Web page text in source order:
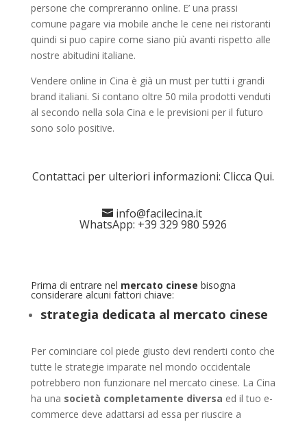
persone che compreranno online. E’ una prassi
comune pagare via mobile anche le cene nei ristoranti
quindi si puo capire come siano più avanti rispetto alle
nostre abitudini italiane.
Vendere online in Cina è già un must per tutti i grandi
brand italiani. Si contano oltre 50 mila prodotti venduti
al secondo nella sola Cina e le previsioni per il futuro
sono solo positive.
Contattaci per ulteriori informazioni:Clicca Qui.
info@facilecina.it
WhatsApp: +39 329 980 5926
Prima di entrare nel mercato cinese bisogna
considerare alcuni fattori chiave:
strategia dedicata al mercato cinese
Per cominciare col piede giusto devi renderti conto che
tutte le strategie imparate nel mondo occidentale
potrebbero non funzionare nel mercato cinese. La Cina
ha una società completamente diversa ed il tuo e-
commerce deve adattarsi ad essa per riuscire a